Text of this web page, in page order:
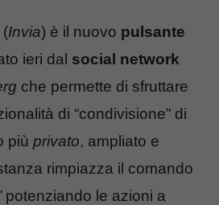
(Invia) è il nuovo pulsante
ieri dal social network
che permette di sfruttare
di “condivisione” di
più privato, ampliato e
rimpiazza il comando
potenziando le azioni a